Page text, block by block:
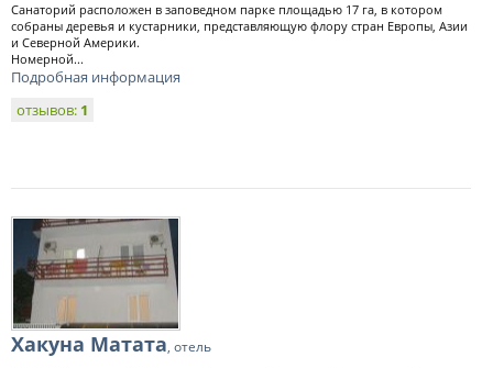
Санаторий расположен в заповедном парке площадью 17 га, в котором
собраны деревья и кустарники, представляющую флору стран Европы, Азии
и Северной Америки.
Номерной...
Подробная информация
отзывов: 1
Хакуна Матата, отель